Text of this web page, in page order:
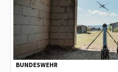
BUNDESWEHR